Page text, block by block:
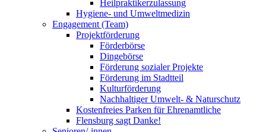
Heilpraktikerzulassung
Hygiene- und Umweltmedizin
Engagement (Team)
Projektförderung
Förderbörse
Dingebörse
Förderung sozialer Projekte
Förderung im Stadtteil
Kulturförderung
Nachhaltiger Umwelt- & Naturschutz
Kostenfreies Parken für Ehrenamtliche
Flensburg sagt Danke!